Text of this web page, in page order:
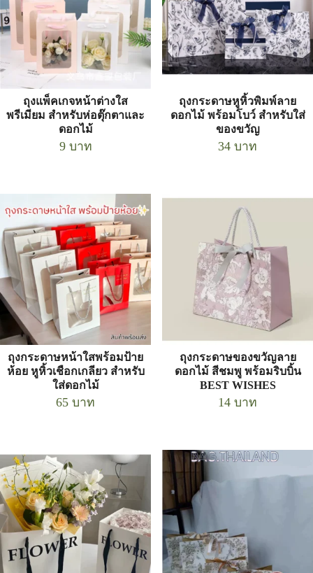
ถุงแพ็คเกจหน้าต่างใส
พรีเมียม สำหรับห่อตุ๊กตาและ
ดอกไม้
9 บาท
ถุงกระดาษหูหิ้วพิมพ์ลาย
ดอกไม้ พร้อมโบว์ สำหรับใส่
ของขวัญ
34 บาท
ถุงกระดาษหน้าใสพร้อมป้าย
ห้อย หูหิ้วเชือกเกลียว สำหรับ
ใส่ดอกไม้
65 บาท
ถุงกระดาษของขวัญลาย
ดอกไม้ สีชมพู พร้อมริบบิ้น
BEST WISHES
14 บาท